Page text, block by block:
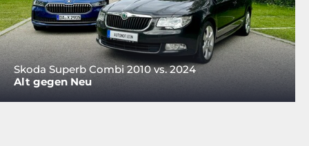
Skoda Superb Combi 2010 vs. 2024
Alt gegen Neu